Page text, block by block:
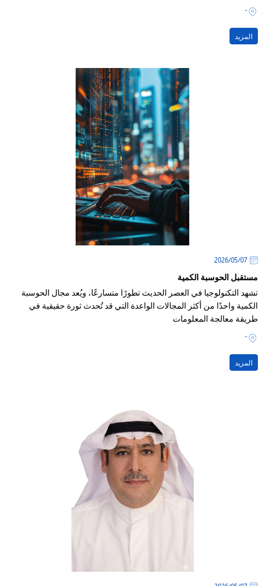
-
المزيد
07‏/05‏/2026
مستقبل الحوسبة الكمية
تشهد التكنولوجيا في العصر الحديث تطورًا متسارعًا، ويُعد مجال الحوسبة
الكمية واحدًا من أكثر المجالات الواعدة التي قد تُحدث ثورة حقيقية في
طريقة معالجة المعلومات
-
المزيد